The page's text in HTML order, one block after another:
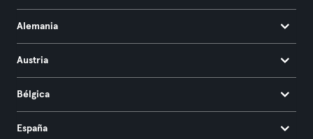
Alemania
Austria
Bélgica
España